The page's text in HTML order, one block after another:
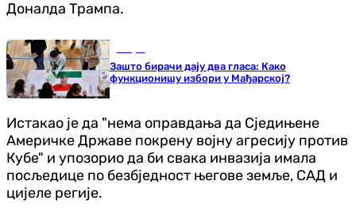
Доналда Трампа.
Зашто бирачи дају два гласа: Како
функционишу избори у Мађарској?
Истакао је да "нема оправдања да Сједињене
Америчке Државе покрену војну агресију против
Кубе" и упозорио да би свака инвазија имала
посљедице по безбједност његове земље, САД и
цијеле регије.